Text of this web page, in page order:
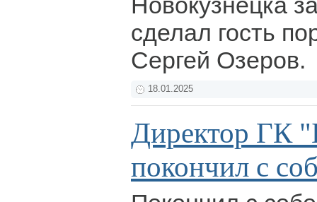
сделал гость
Сергей Озеров.
18.01.2025
Директор ГК
покончил с